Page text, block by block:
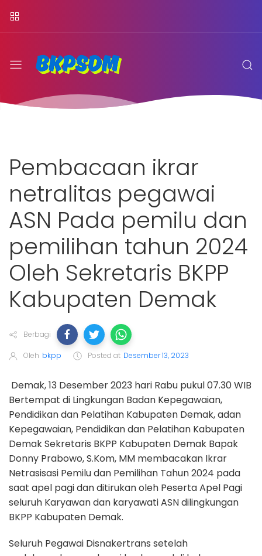
Pembacaan ikrar
netralitas pegawai
ASN Pada pemilu dan
pemilihan tahun 2024
Oleh Sekretaris BKPP
Kabupaten Demak
Berbagi
Oleh bkpp Posted at Desember 13, 2023
Demak, 13 Desember 2023 hari Rabu pukul 07.30 WIB
Bertempat di Lingkungan Badan Kepegawaian,
Pendidikan dan Pelatihan Kabupaten Demak, adan
Kepegawaian, Pendidikan dan Pelatihan Kabupaten
Demak Sekretaris BKPP Kabupaten Demak Bapak
Donny Prabowo, S.Kom, MM membacakan Ikrar
Netrasisasi Pemilu dan Pemilihan Tahun 2024 pada
saat apel pagi dan ditirukan oleh Peserta Apel Pagi
seluruh Karyawan dan karyawati ASN dilingkungan
BKPP Kabupaten Demak.
Seluruh Pegawai Disnakertrans setelah